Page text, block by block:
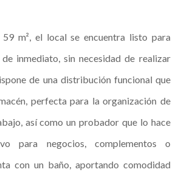
m², el local se encuentra listo para
inmediato, sin necesidad de realizar
de una distribución funcional que
perfecta para la organización de
así como un probador que lo hace
para negocios, complementos o
con un baño, aportando comodidad